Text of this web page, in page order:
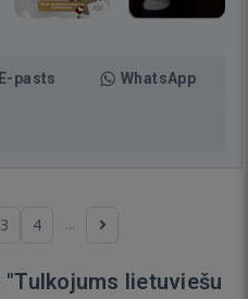
E-pasts WhatsApp
3 4 ...
lietuviešu